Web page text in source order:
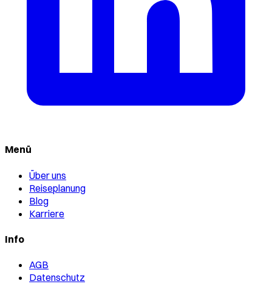
Menü
Über uns
Reiseplanung
Blog
Karriere
Info
AGB
Datenschutz